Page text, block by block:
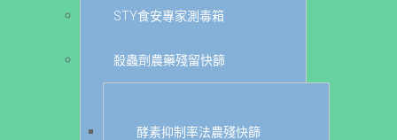
STY食安專家測毒箱
殺蟲劑農藥殘留快篩
酵素抑制率法農殘快篩